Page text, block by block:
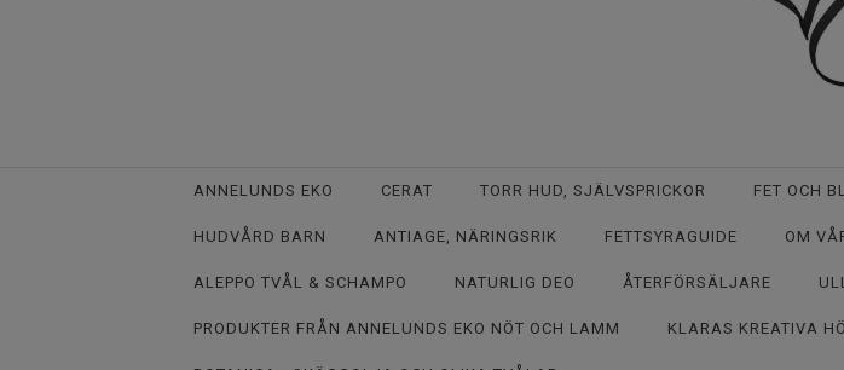
ANNELUNDS EKO CERAT TORR HUD, SJÄLVSPRICKOR FET OCH
HUDVÅRD BARN ANTIAGE, NÄRINGSRIK FETTSYRAGUIDE OM
ALEPPO TVÅL & SCHAMPO NATURLIG DEO ÅTERFÖRSÄLJARE
PRODUKTER FRÅN ANNELUNDS EKO NÖT OCH LAMM KLARAS KREATIVA